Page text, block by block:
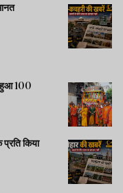
हुआ 100
किया